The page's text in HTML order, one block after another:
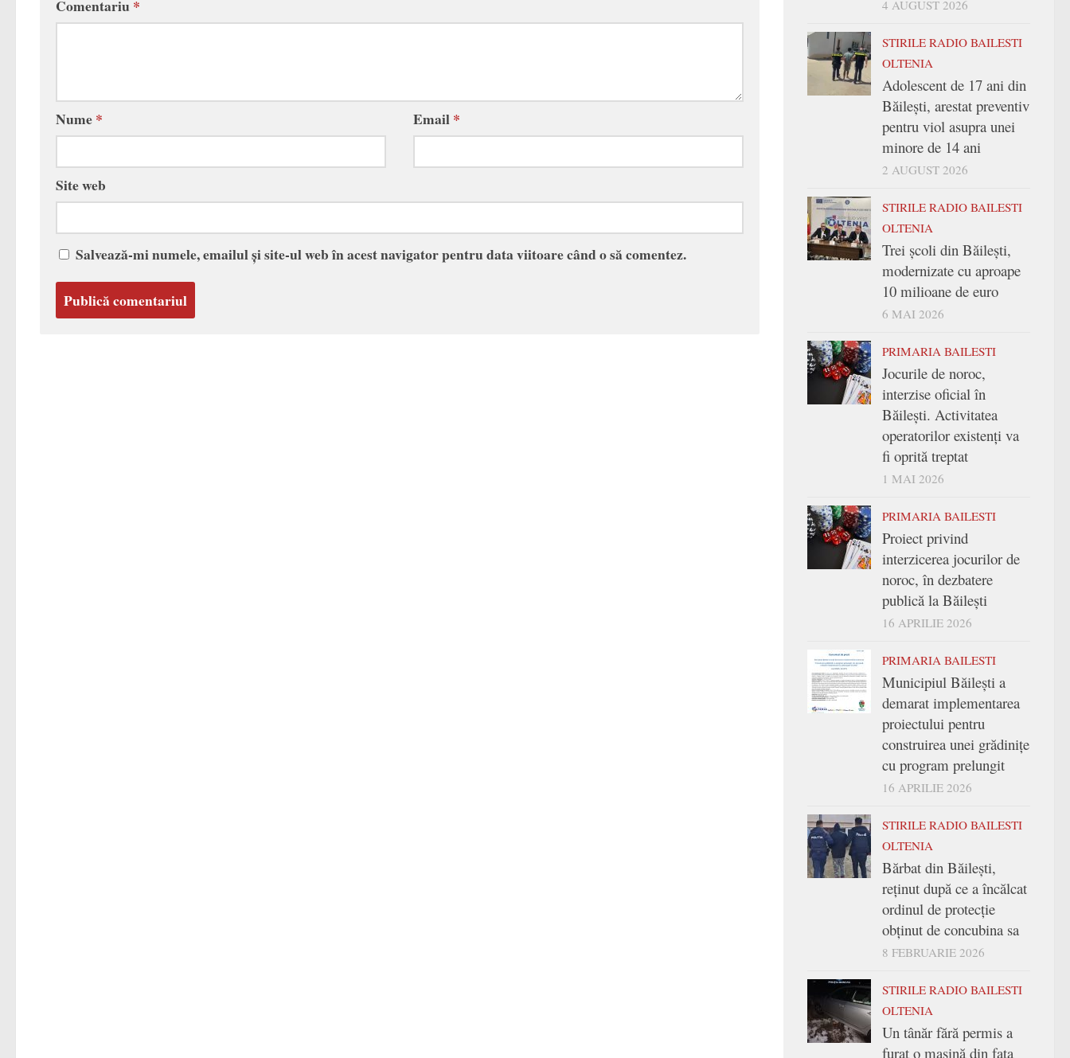
Comentariu*
Nume* Email*
Site web
Salvează-mi numele, emailul și site-ul web în acest navigator pentru data viitoare când o să comentez.
4 AUGUST 2026
STIRILE RADIO BAILESTI
OLTENIA
Adolescent de 17 ani din
Băilești, arestat preventiv
pentru viol asupra unei
minore de 14 ani
2 AUGUST 2026
STIRILE RADIO BAILESTI
OLTENIA
Trei şcoli din Băileşti,
modernizate cu aproape
10 milioane de euro
6 MAI 2026
PRIMARIA BAILESTI
Jocurile de noroc,
interzise oficial în
Băilești. Activitatea
operatorilor existenți va
fi oprită treptat
1 MAI 2026
PRIMARIA BAILESTI
Proiect privind
interzicerea jocurilor de
noroc, în dezbatere
publică la Băilești
16 APRILIE 2026
PRIMARIA BAILESTI
Municipiul Băilești a
demarat implementarea
proiectului pentru
construirea unei grădinițe
cu program prelungit
16 APRILIE 2026
STIRILE RADIO BAILESTI
OLTENIA
Bărbat din Băilești,
reținut după ce a încălcat
ordinul de protecție
obținut de concubina sa
8 FEBRUARIE 2026
STIRILE RADIO BAILESTI
OLTENIA
Un tânăr fără permis a
furat o mașină din fața